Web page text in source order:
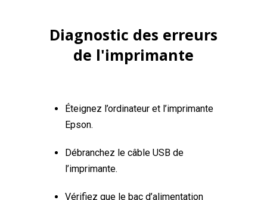
Diagnostic des erreurs
de l'imprimante
Éteignez l’ordinateur et l’imprimante
Epson.
Débranchez le câble USB de
l’imprimante.
Vérifiez que le bac d’alimentation